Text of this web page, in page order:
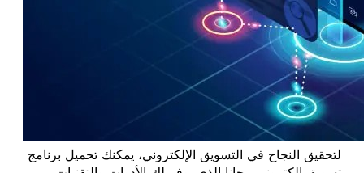
لتحقيق النجاح في التسويق الإلكتروني، يمكنك تحميل برنامج